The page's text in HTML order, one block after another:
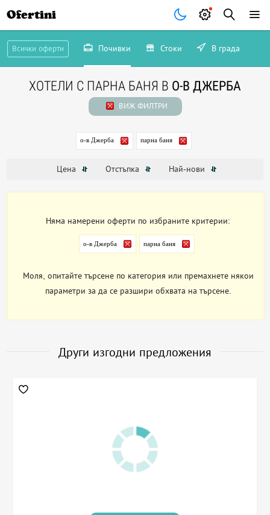
Ofertini
Всички оферти Почивки Стоки В града
ХОТЕЛИ С ПАРНА БАНЯ В О-В ДЖЕРБА
ВИЖ ФИЛТРИ
о-в Джерба парна баня
Цена Отстъпка Най-нови
Няма намерени оферти по избраните критерии:
о-в Джерба парна баня
Моля, опитайте търсене по категория или премахнете някои
параметри за да се разшири обхвата на търсене.
Други изгодни предложения